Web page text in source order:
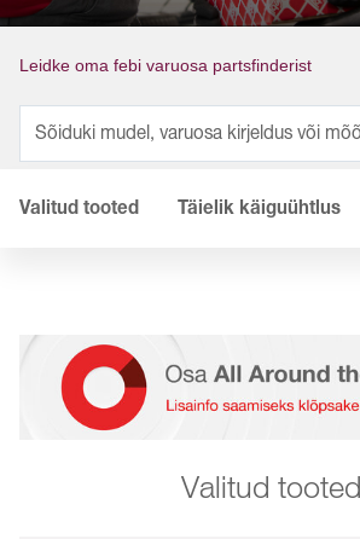
Leidke oma febi varuosa partsfinderist
Valitud tooted Täielik käiguühtlus
Valitud tooted